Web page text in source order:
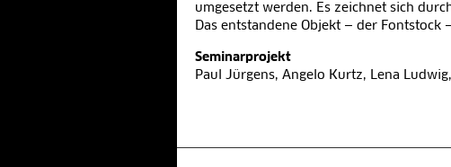
umgesetzt werden. Es zeichnet sich
Das entstandene Objekt — der
Seminarprojekt
Paul Jürgens, Angelo Kurtz, Lena